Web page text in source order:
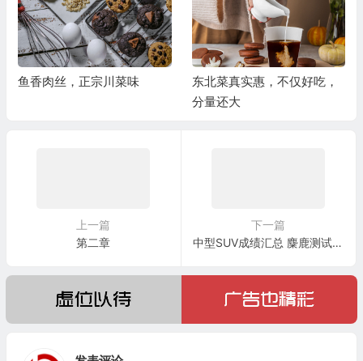
鱼香肉丝，正宗川菜味
东北菜真实惠，不仅好吃，
分量还大
上一篇
第二章
下一篇
中型SUV成绩汇总 麋鹿测试半月报